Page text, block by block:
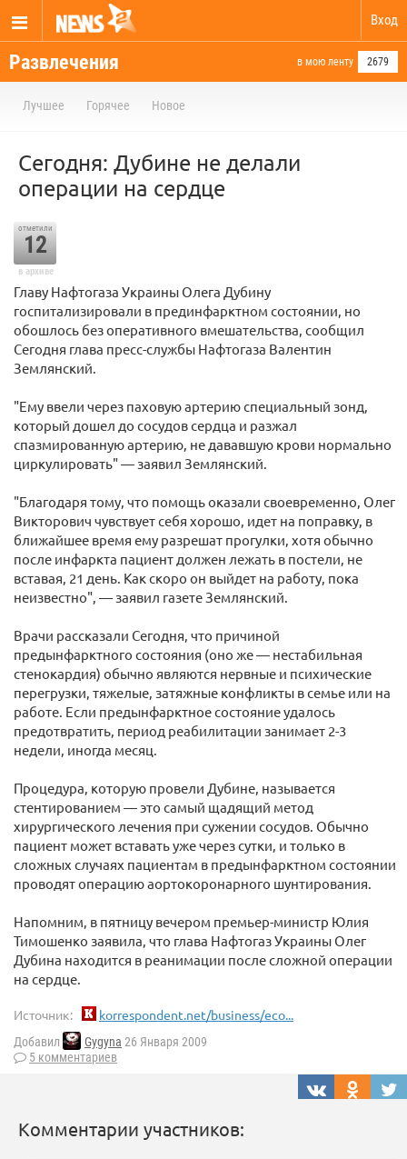
Вход
Развлечения в мою ленту 2679
Лучшее Горячее Новое
Сегодня: Дубине не делали
операции на сердце
отметили
12
в архиве
Главу Нафтогаза Украины Олега Дубину
госпитализировали в прединфарктном состоянии, но
обошлось без оперативного вмешательства, сообщил
Сегодня глава пресс-службы Нафтогаза Валентин
Землянский.
"Ему ввели через паховую артерию специальный зонд,
который дошел до сосудов сердца и разжал
спазмированную артерию, не дававшую крови нормально
циркулировать" — заявил Землянский.
"Благодаря тому, что помощь оказали своевременно, Олег
Викторович чувствует себя хорошо, идет на поправку, в
ближайшее время ему разрешат прогулки, хотя обычно
после инфаркта пациент должен лежать в постели, не
вставая, 21 день. Как скоро он выйдет на работу, пока
неизвестно", — заявил газете Землянский.
Врачи рассказали Сегодня, что причиной
предынфарктного состояния (оно же — нестабильная
стенокардия) обычно являются нервные и психические
перегрузки, тяжелые, затяжные конфликты в семье или на
работе. Если предынфарктное состояние удалось
предотвратить, период реабилитации занимает 2-3
недели, иногда месяц.
Процедура, которую провели Дубине, называется
стентированием — это самый щадящий метод
хирургического лечения при сужении сосудов. Обычно
пациент может вставать уже через сутки, и только в
сложных случаях пациентам в предынфарктном состоянии
проводят операцию аортокоронарного шунтирования.
Напомним, в пятницу вечером премьер-министр Юлия
Тимошенко заявила, что глава Нафтогаз Украины Олег
Дубина находится в реанимации после сложной операции
на сердце.
Источник: korrespondent.net/business/eco...
Добавил Gygyna 26 Января 2009
5 комментариев
Комментарии участников: